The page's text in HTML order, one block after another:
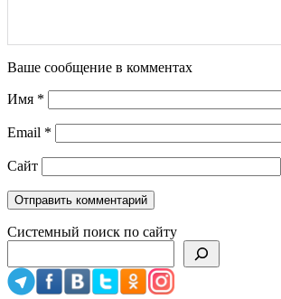
Ваше сообщение в комментах
Имя *
Email *
Сайт
Системный поиск по сайту